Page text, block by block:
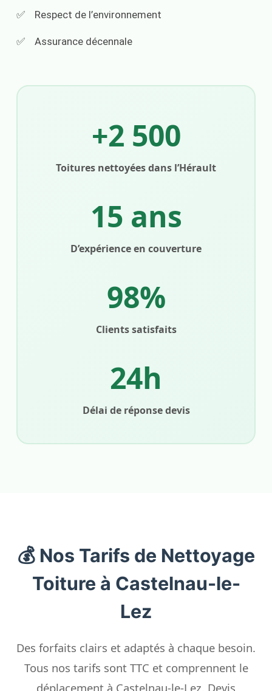
Respect de l’environnement
Assurance décennale
+2 500
Toitures nettoyées dans l’Hérault
15 ans
D’expérience en couverture
98%
Clients satisfaits
24h
Délai de réponse devis
💰 Nos Tarifs de Nettoyage
Toiture à Castelnau-le-
Lez
Des forfaits clairs et adaptés à chaque besoin.
Tous nos tarifs sont TTC et comprennent le
déplacement à Castelnau-le-Lez. Devis